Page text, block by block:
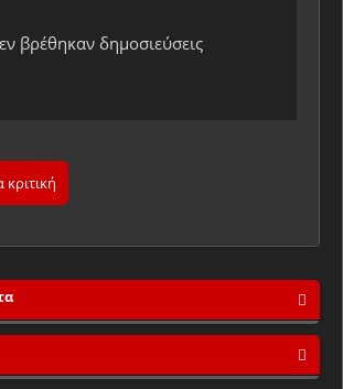
βρέθηκαν δημοσιεύσεις